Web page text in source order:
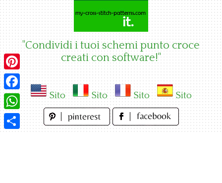
"Condividi i tuoi schemi punto croce
creati con software!"
Sito Sito Sito Sito
Pinterest
Facebook
WhatsApp